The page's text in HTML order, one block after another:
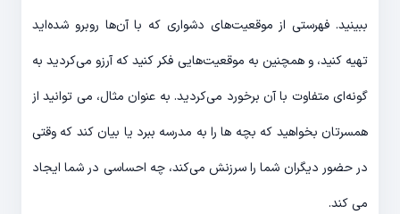
ببینید. فهرستی از موقعیت‌های دشواری که با آن‌ها روبرو شده‌اید
تهیه کنید، و همچنین به موقعیت‌هایی فکر کنید که آرزو می‌کردید به
گونه‌ای متفاوت با آن برخورد می‌کردید. به عنوان مثال، می توانید از
همسرتان بخواهید که بچه ها را به مدرسه ببرد یا بیان کند که وقتی
در حضور دیگران شما را سرزنش می‌کند، چه احساسی در شما ایجاد
می کند.